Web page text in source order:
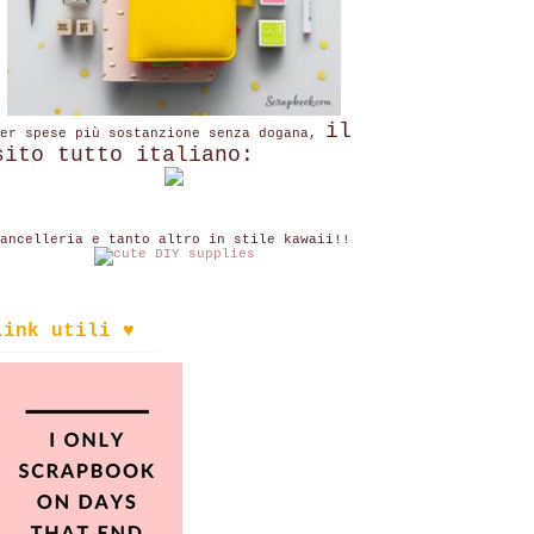
spese più sostanzione senza dogana, il
tutto italiano:
e tanto altro in stile kawaii!!
utili ♥